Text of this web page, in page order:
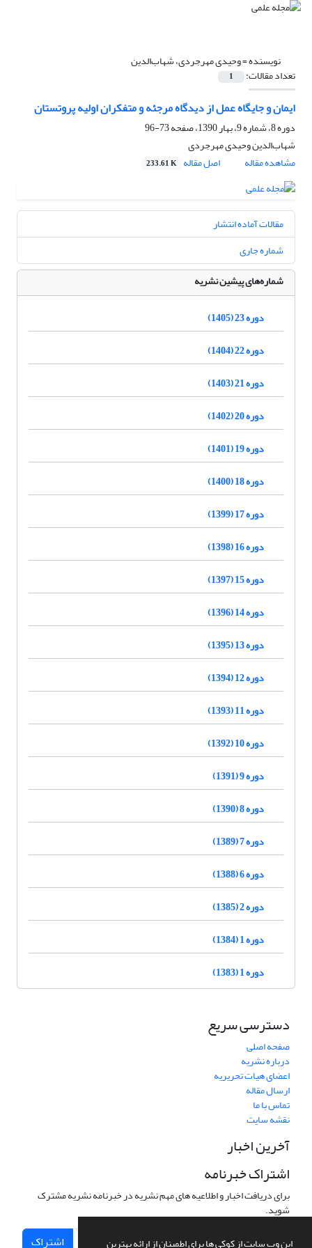
این وب سایت از کوکی ها برای اطمینان از ارائه بهترین
نویسنده =وحیدی مهرجردی، شهاب‌الدین
تعداد مقالات: 1
ایمان و جایگاه عمل از دیدگاه مرجئه و متفکران اولیه پروتستان
دوره 8، شماره 9، بهار 1390، صفحه
73-96
شهاب‌الدین وحیدی مهرجردی
مشاهده مقاله
اصل مقاله 233.61 K
مقالات آماده انتشار
شماره جاری
شماره‌های پیشین نشریه
دوره 23 (1405)
دوره 22 (1404)
دوره 21 (1403)
دوره 20 (1402)
دوره 19 (1401)
دوره 18 (1400)
دوره 17 (1399)
دوره 16 (1398)
دوره 15 (1397)
دوره 14 (1396)
دوره 13 (1395)
دوره 12 (1394)
دوره 11 (1393)
دوره 10 (1392)
دوره 9 (1391)
دوره 8 (1390)
دوره 7 (1389)
دوره 6 (1388)
دوره 2 (1385)
دوره 1 (1384)
دوره 1 (1383)
دسترسی سریع
صفحه اصلی
درباره نشریه
اعضای هیات تحریریه
ارسال مقاله
تماس با ما
نقشه سایت
آخرین اخبار
اشتراک خبرنامه
برای دریافت اخبار و اطلاعیه های مهم نشریه در خبرنامه نشریه مشترک
شوید.
اشتراک